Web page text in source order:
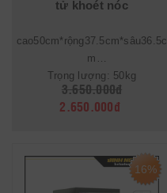
tử khoét nóc
cao50cm*rộng37.5cm*sâu36.5c
m
Trọng lượng: 50kg
3.650.000đ
2.650.000đ
16%